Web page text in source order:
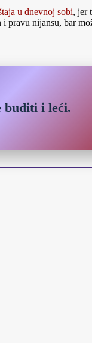
u dnevnoj sobi, jer
nijansu, bar
buditi i leći.